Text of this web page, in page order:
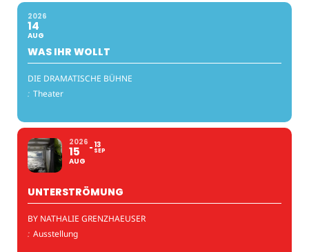
2026
14
AUG
WAS IHR WOLLT
DIE DRAMATISCHE BÜHNE
: Theater
2026
15
AUG
13
SEP
UNTERSTRÖMUNG
BY NATHALIE GRENZHAEUSER
: Ausstellung